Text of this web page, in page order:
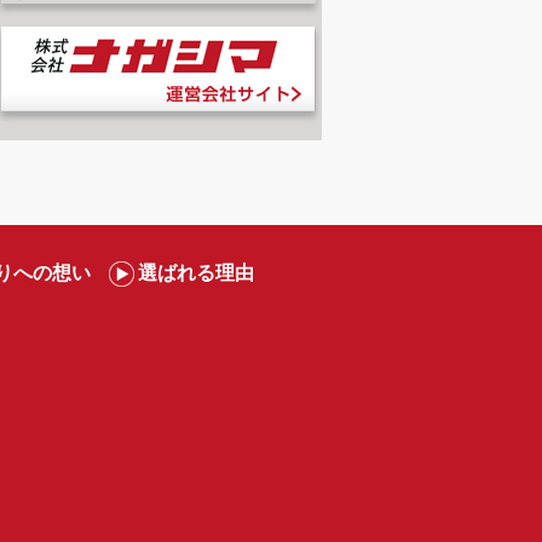
への想い 選ばれる理由